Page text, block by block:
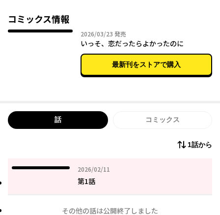
「私が一番、先輩をわかっていると思ってた。」
恋より重い感情がぶつかり合う、ガールミーツガール
コミックス情報
2026/03/23 2026年03月23日
発売
いっそ、恋だったらよかったのに
最新刊をストアで購入
話 コミックス
1話から
2026/02/11
2026年02月11日
第1話
その他の話は公開終了しました